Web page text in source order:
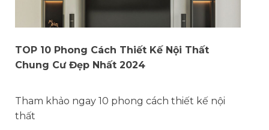
TOP 10 Phong Cách Thiết Kế Nội Thất
Chung Cư Đẹp Nhất 2024
Tham khảo ngay 10 phong cách thiết kế nội
thất